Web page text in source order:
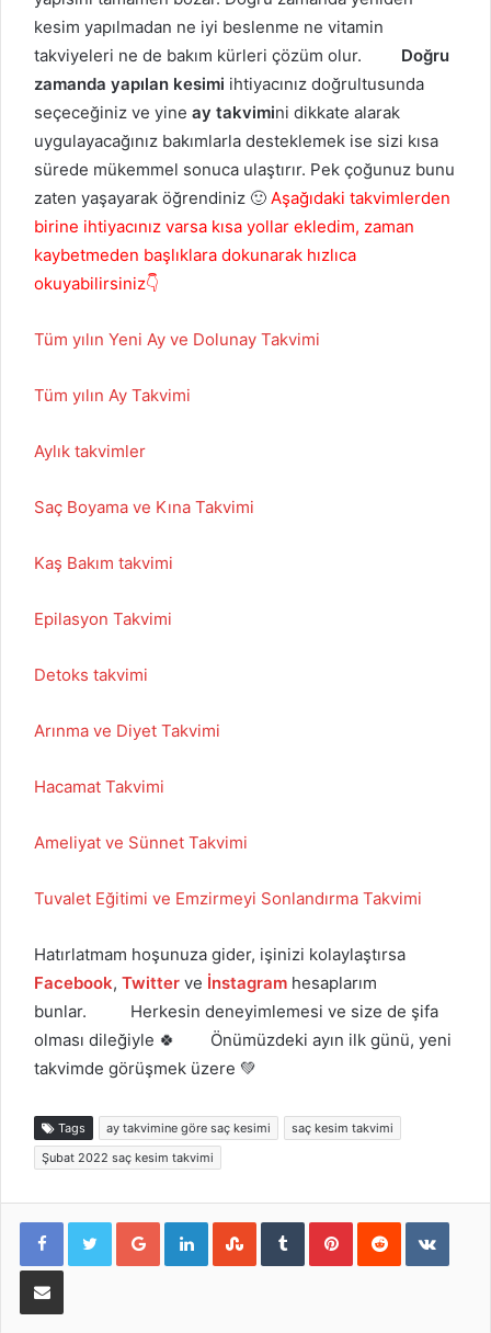
kesim yapılmadan ne iyi beslenme ne vitamin
takviyeleri ne de bakım kürleri çözüm olur. Doğru
zamanda yapılan kesimi ihtiyacınız doğrultusunda
seçeceğiniz ve yine ay takvimini dikkate alarak
uygulayacağınız bakımlarla desteklemek ise sizi kısa
sürede mükemmel sonuca ulaştırır. Pek çoğunuz bunu
zaten yaşayarak öğrendiniz 🙂 Aşağıdaki takvimlerden
birine ihtiyacınız varsa kısa yollar ekledim, zaman
kaybetmeden başlıklara dokunarak hızlıca
okuyabilirsiniz👇
Tüm yılın Yeni Ay ve Dolunay Takvimi
Tüm yılın Ay Takvimi
Aylık takvimler
Saç Boyama ve Kına Takvimi
Kaş Bakım takvimi
Epilasyon Takvimi
Detoks takvimi
Arınma ve Diyet Takvimi
Hacamat Takvimi
Ameliyat ve Sünnet Takvimi
Tuvalet Eğitimi ve Emzirmeyi Sonlandırma Takvimi
Hatırlatmam hoşunuza gider, işinizi kolaylaştırsa
Facebook, Twitter ve İnstagram hesaplarım
bunlar. Herkesin deneyimlemesi ve size de şifa
olması dileğiyle 🍀 Önümüzdeki ayın ilk günü, yeni
takvimde görüşmek üzere 💚
Tags ay takvimine göre saç kesimi
saç kesim takvimi
Şubat 2022 saç kesim takvimi
Google+LinkedInStumbleUpon
TumblrPinterestReddit
E-Posta ile paylaş